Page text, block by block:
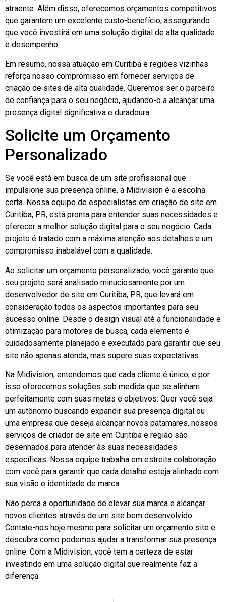
atraente. Além disso, oferecemos orçamentos competitivos
que garantem um excelente custo-benefício, assegurando
que você investirá em uma solução digital de alta qualidade
e desempenho.
Em resumo, nossa atuação em Curitiba e regiões vizinhas
reforça nosso compromisso em fornecer serviços de
criação de sites de alta qualidade. Queremos ser o parceiro
de confiança para o seu negócio, ajudando-o a alcançar uma
presença digital significativa e duradoura.
Solicite um Orçamento
Personalizado
Se você está em busca de um site profissional que
impulsione sua presença online, a Midivision é a escolha
certa. Nossa equipe de especialistas em criação de site em
Curitiba, PR, está pronta para entender suas necessidades e
oferecer a melhor solução digital para o seu negócio. Cada
projeto é tratado com a máxima atenção aos detalhes e um
compromisso inabalável com a qualidade.
Ao solicitar um orçamento personalizado, você garante que
seu projeto será analisado minuciosamente por um
desenvolvedor de site em Curitiba, PR, que levará em
consideração todos os aspectos importantes para seu
sucesso online. Desde o design visual até a funcionalidade e
otimização para motores de busca, cada elemento é
cuidadosamente planejado e executado para garantir que seu
site não apenas atenda, mas supere suas expectativas.
Na Midivision, entendemos que cada cliente é único, e por
isso oferecemos soluções sob medida que se alinham
perfeitamente com suas metas e objetivos. Quer você seja
um autônomo buscando expandir sua presença digital ou
uma empresa que deseja alcançar novos patamares, nossos
serviços de criador de site em Curitiba e região são
desenhados para atender às suas necessidades
específicas. Nossa equipe trabalha em estreita colaboração
com você para garantir que cada detalhe esteja alinhado com
sua visão e identidade de marca.
Não perca a oportunidade de elevar sua marca e alcançar
novos clientes através de um site bem desenvolvido.
Contate-nos hoje mesmo para solicitar um orçamento site e
descubra como podemos ajudar a transformar sua presença
online. Com a Midivision, você tem a certeza de estar
investindo em uma solução digital que realmente faz a
diferença.